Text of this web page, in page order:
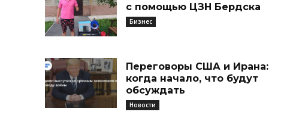
с помощью ЦЗН Бердска
Бизнес
Переговоры США и Ирана:
когда начало, что будут
обсуждать
Новости